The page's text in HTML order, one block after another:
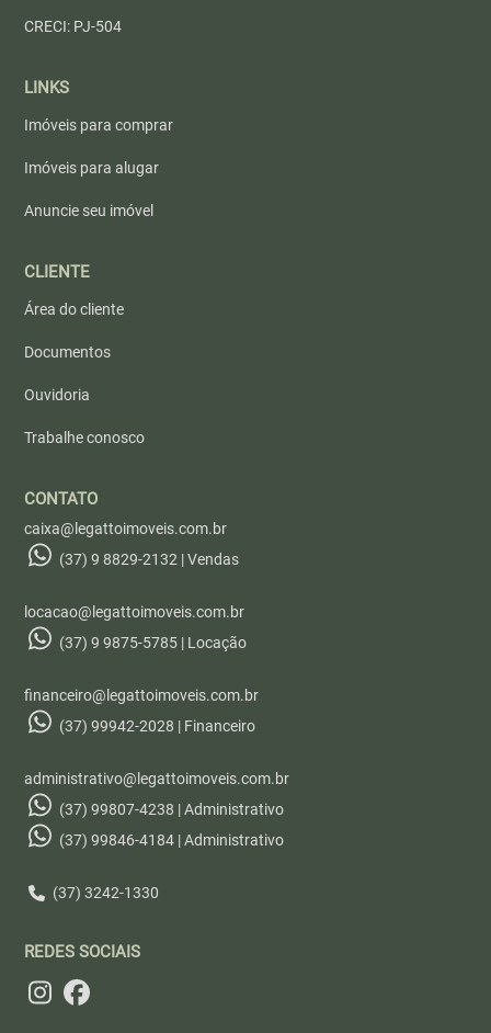
CRECI: PJ-504
LINKS
Imóveis para comprar
Imóveis para alugar
Anuncie seu imóvel
CLIENTE
Área do cliente
Documentos
Ouvidoria
Trabalhe conosco
CONTATO
caixa@legattoimoveis.com.br
(37) 9 8829-2132 | Vendas
locacao@legattoimoveis.com.br
(37) 9 9875-5785 | Locação
financeiro@legattoimoveis.com.br
(37) 99942-2028 | Financeiro
administrativo@legattoimoveis.com.br
(37) 99807-4238 | Administrativo
(37) 99846-4184 | Administrativo
(37) 3242-1330
REDES SOCIAIS